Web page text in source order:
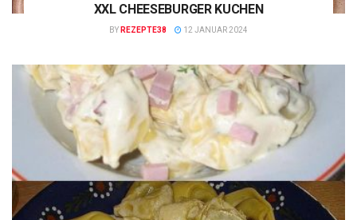
XXL CHEESEBURGER KUCHEN
BY REZEPTE38 12 JANUAR 2024